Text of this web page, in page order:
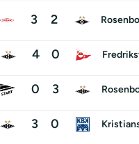
3 2
4 0
0 3
3 0